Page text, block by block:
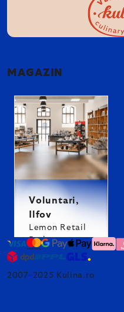
MAGAZIN
Voluntari,
Ilfov
Lemon Retail
Park
2007–2025 Kulina.ro